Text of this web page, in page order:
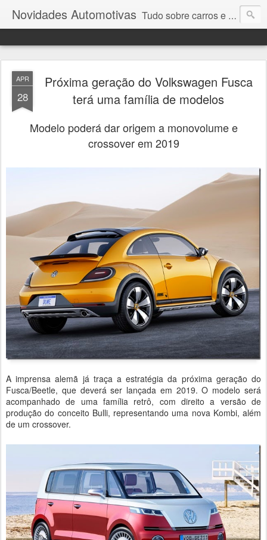
Novidades Automotivas Tudo sobre carros e motores
APR
28
Próxima geração do Volkswagen Fusca
terá uma família de modelos
Modelo poderá dar origem a monovolume e
crossover em 2019
A imprensa alemã já traça a estratégia da próxima geração do
Fusca/Beetle, que deverá ser lançada em 2019. O modelo será
acompanhado de uma família retrô, com direito a versão de
produção do conceito Bulli, representando uma nova Kombi, além
de um crossover.